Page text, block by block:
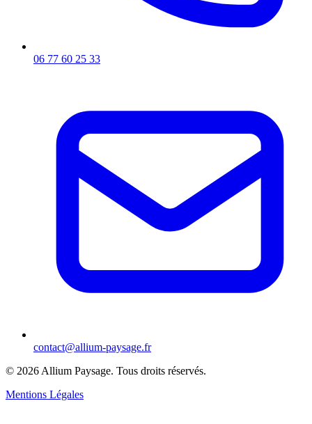
06 77 60 25 33
contact@allium-paysage.fr
© 2026 Allium Paysage. Tous droits réservés.
Mentions Légales